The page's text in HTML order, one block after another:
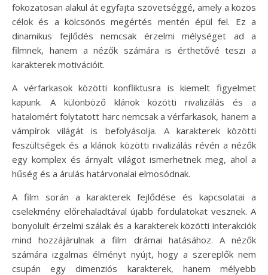
fokozatosan alakul át egyfajta szövetséggé, amely a közös
célok és a kölcsönös megértés mentén épül fel. Ez a
dinamikus fejlődés nemcsak érzelmi mélységet ad a
filmnek, hanem a nézők számára is érthetővé teszi a
karakterek motivációit.
A vérfarkasok közötti konfliktusra is kiemelt figyelmet
kapunk. A különböző klánok közötti rivalizálás és a
hatalomért folytatott harc nemcsak a vérfarkasok, hanem a
vámpírok világát is befolyásolja. A karakterek közötti
feszültségek és a klánok közötti rivalizálás révén a nézők
egy komplex és árnyalt világot ismerhetnek meg, ahol a
hűség és a árulás határvonalai elmosódnak.
A film során a karakterek fejlődése és kapcsolatai a
cselekmény előrehaladtával újabb fordulatokat vesznek. A
bonyolult érzelmi szálak és a karakterek közötti interakciók
mind hozzájárulnak a film drámai hatásához. A nézők
számára izgalmas élményt nyújt, hogy a szereplők nem
csupán egy dimenziós karakterek, hanem mélyebb